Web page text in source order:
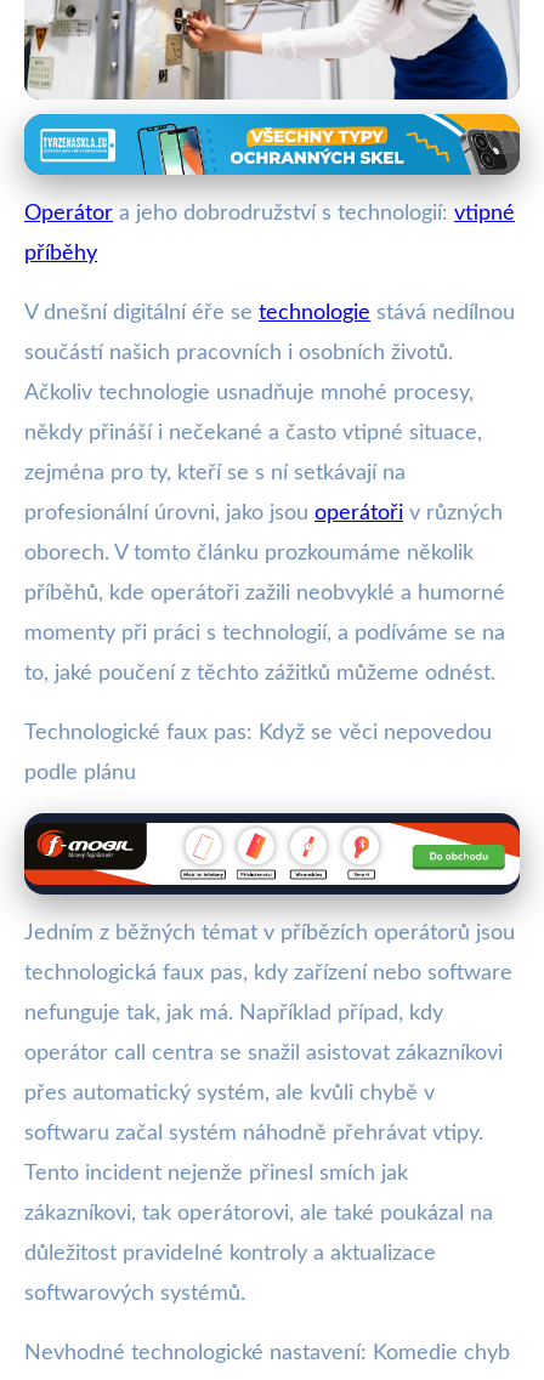
IT odborníci a technologické katastrofy
Smích a Technologie: Když
Operátoři Zažívají Technické
Operátor a jeho dobrodružství s technologií: vtipné
příběhy
V dnešní digitální éře se technologie stává nedílnou
součástí našich pracovních i osobních životů.
Ačkoliv technologie usnadňuje mnohé procesy,
někdy přináší i nečekané a často vtipné situace,
zejména pro ty, kteří se s ní setkávají na
profesionální úrovni, jako jsou operátoři v různých
oborech. V tomto článku prozkoumáme několik
příběhů, kde operátoři zažili neobvyklé a humorné
momenty při práci s technologií, a podíváme se na
to, jaké poučení z těchto zážitků můžeme odnést.
Technologické faux pas: Když se věci nepovedou
podle plánu
Jedním z běžných témat v příbězích operátorů jsou
technologická faux pas, kdy zařízení nebo software
nefunguje tak, jak má. Například případ, kdy
operátor call centra se snažil asistovat zákazníkovi
přes automatický systém, ale kvůli chybě v
softwaru začal systém náhodně přehrávat vtipy.
Tento incident nejenže přinesl smích jak
zákazníkovi, tak operátorovi, ale také poukázal na
důležitost pravidelné kontroly a aktualizace
softwarových systémů.
Nevhodné technologické nastavení: Komedie chyb